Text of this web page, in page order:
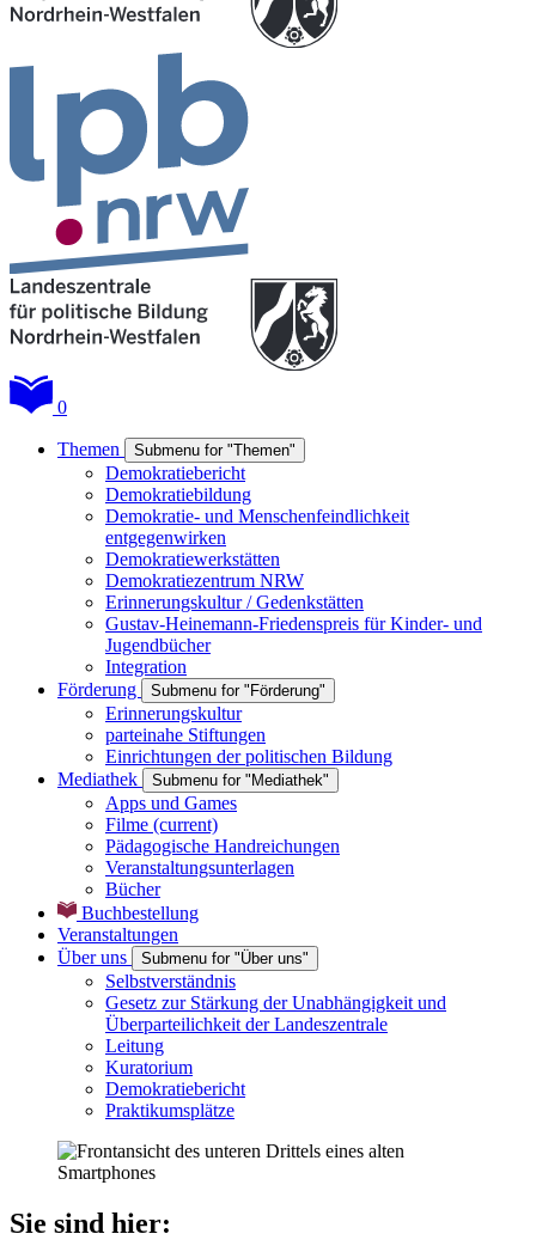
0
Themen Submenu for "Themen"
Demokratiebericht
Demokratiebildung
Demokratie- und Menschenfeindlichkeit
entgegenwirken
Demokratiewerkstätten
Demokratiezentrum NRW
Erinnerungskultur / Gedenkstätten
Gustav-Heinemann-Friedenspreis für Kinder- und
Jugendbücher
Integration
Förderung
Submenu for "Förderung"
Erinnerungskultur
parteinahe Stiftungen
Einrichtungen der politischen Bildung
Mediathek
Submenu for "Mediathek"
Apps und Games
Filme (current)
Pädagogische Handreichungen
Veranstaltungsunterlagen
Bücher
Buchbestellung
Veranstaltungen
Über uns
Submenu for "Über uns"
Selbstverständnis
Gesetz zur Stärkung der Unabhängigkeit und
Überparteilichkeit der Landeszentrale
Leitung
Kuratorium
Demokratiebericht
Praktikumsplätze
Sie sind hier: